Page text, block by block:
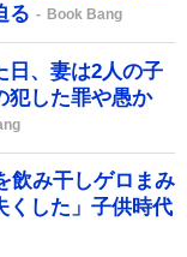
る
Book Bang
日、妻は2人の子
犯した罪や愚か
飲み干しゲロまみ
した」子供時代